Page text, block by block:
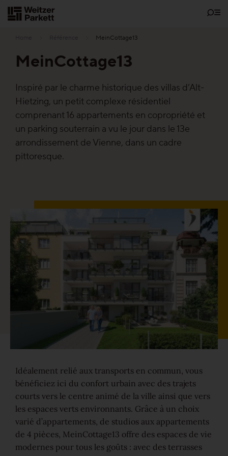
Parquet
Les fonctions
Couleurs
En savoir plus sur les couleurs
Platzhalter Maserungen
Calme
Vivant
Caractère
Zum
Inhalt
MeinCottage13
MeinCottage13
Inspiré par le charme historique des villas d’Alt-
Hietzing, un petit complexe résidentiel
comprenant 16 appartements en copropriété et
un parking souterrain a vu le jour dans le 13e
arrondissement de Vienne, dans un cadre
pittoresque.
Idéalement relié aux transports en commun, vous
bénéficiez ici du confort urbain avec des trajets
courts vers le centre animé de la ville ainsi que vers
les espaces verts environnants. Grâce à un choix
varié d’appartements, de studios aux appartements
de 4 pièces, MeinCottage13 offre des espaces de vie
modernes pour tous les goûts : avec des terrasses